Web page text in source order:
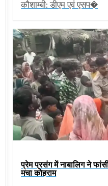
कौशाम्बी: डीएम एवं एसप�
प्रेम प्रसंग में नाबालिग ने
मचा कोहराम